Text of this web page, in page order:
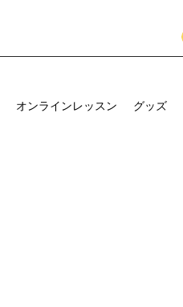
オンラインレッスン グッズ